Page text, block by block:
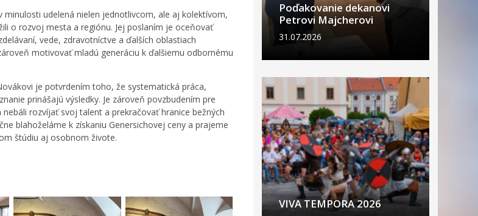
minulosti udelená nielen jednotlivcom, ale aj kolektívom,
o rozvoj mesta a regiónu. Jej poslaním je oceňovať
vede, zdravotníctve a ďalších oblastiach
motivovať mladú generáciu k ďalšiemu odbornému
je potvrdením toho, že systematická práca,
prinášajú výsledky. Je zároveň povzbudením pre
rozvíjať svoj talent a prekračovať hranice bežných
blahoželáme k získaniu Genersichovej ceny a prajeme
štúdiu aj osobnom živote.
Poďakovanie dekanovi
Petrovi Majcherovi
31.07.2026
VIVA TEMPORA 2026